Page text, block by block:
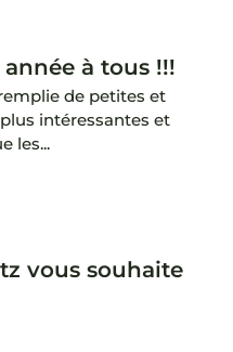
à tous !!!
de petites et
intéressantes et
les...
vous souhaite